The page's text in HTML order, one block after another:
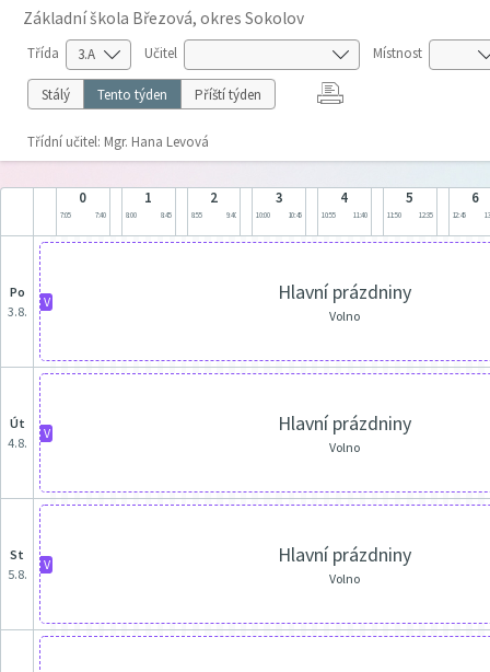
Základní škola Březová, okres Sokolov
Třída Učitel Místnost
Stálý Tento týden Příští týden
Třídní učitel: Mgr. Hana Levová
0
7:05 7:40
1
8:00 8:45
2
8:55 9:40
3
10:00 10:45
4
10:55 11:40
5
11:50 12:35
6
12:45
po
3.8.
V Hlavní prázdniny
Volno
út
4.8.
V Hlavní prázdniny
Volno
st
5.8.
V Hlavní prázdniny
Volno